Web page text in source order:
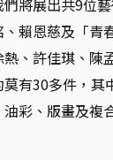
將展出共9位
賴恩慈及「青
、許佳琪、陳
有30多件，其
彩、版畫及複